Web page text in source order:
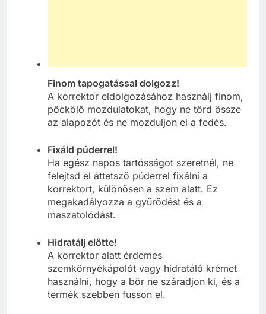
Finom tapogatással dolgozz!
A korrektor eldolgozásához használj finom,
pöckölő mozdulatokat, hogy ne törd össze
az alapozót és ne mozduljon el a fedés.
Fixáld púderrel!
Ha egész napos tartósságot szeretnél, ne
felejtsd el áttetsző púderrel fixálni a
korrektort, különösen a szem alatt. Ez
megakadályozza a gyűrődést és a
maszatolódást.
Hidratálj előtte!
A korrektor alatt érdemes
szemkörnyékápolót vagy hidratáló krémet
használni, hogy a bőr ne száradjon ki, és a
termék szebben fusson el.